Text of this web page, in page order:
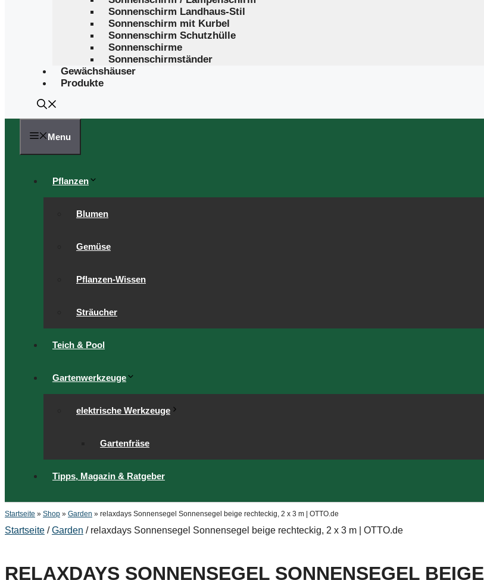
Sonnenschirm Landhaus-Stil
Sonnenschirm mit Kurbel
Sonnenschirm Schutzhülle
Sonnenschirme
Sonnenschirmständer
Gewächshäuser
Produkte
Menu
Pflanzen
Blumen
Gemüse
Pflanzen-Wissen
Sträucher
Teich & Pool
Gartenwerkzeuge
elektrische Werkzeuge
Gartenfräse
Tipps, Magazin & Ratgeber
Startseite » Shop » Garden » relaxdays Sonnensegel Sonnensegel beige rechteckig, 2 x 3 m | OTTO.de
Startseite /Garden / relaxdays Sonnensegel Sonnensegel beige rechteckig, 2 x 3 m | OTTO.de
RELAXDAYS SONNENSEGEL SONNENSEGEL BEIGE